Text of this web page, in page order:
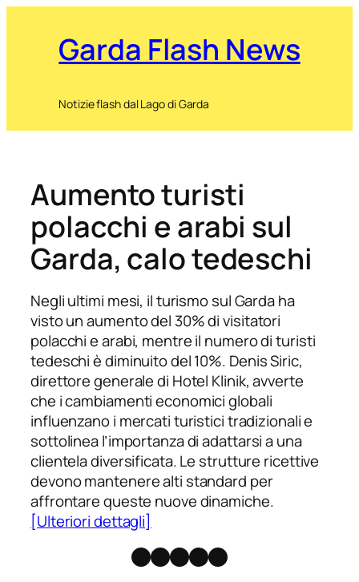
Garda Flash News
Notizie flash dal Lago di Garda
Aumento turisti
polacchi e arabi sul
Garda, calo tedeschi
Negli ultimi mesi, il turismo sul Garda ha
visto un aumento del 30% di visitatori
polacchi e arabi, mentre il numero di turisti
tedeschi è diminuito del 10%. Denis Siric,
direttore generale di Hotel Klinik, avverte
che i cambiamenti economici globali
influenzano i mercati turistici tradizionali e
sottolinea l’importanza di adattarsi a una
clientela diversificata. Le strutture ricettive
devono mantenere alti standard per
affrontare queste nuove dinamiche.
[Ulteriori dettagli]
Facebook
Instagram
X Threads
Telegram